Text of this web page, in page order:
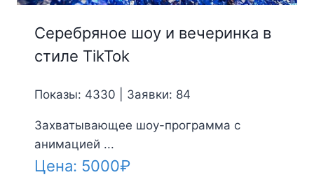
Серебряное шоу и вечеринка в
стиле TikTok
Показы: 4330 | Заявки: 84
Захватывающее шоу-программа с
анимацией ...
Цена: 5000₽